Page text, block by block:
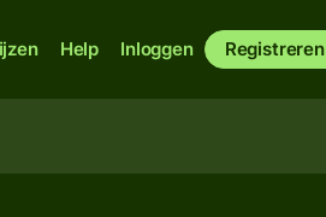
Help Inloggen Registreren